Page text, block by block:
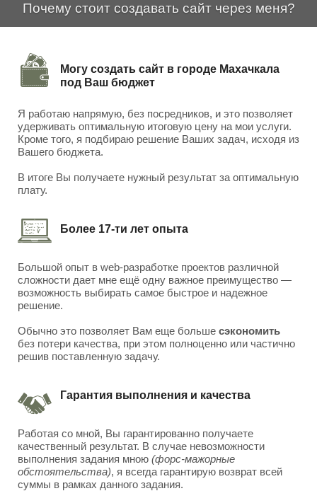
Почему стоит создавать сайт через меня?
Могу создать сайт в городе Махачкала
под Ваш бюджет
Я работаю напрямую, без посредников, и это позволяет
удерживать оптимальную итоговую цену на мои услуги.
Кроме того, я подбираю решение Ваших задач, исходя из
Вашего бюджета.
В итоге Вы получаете нужный результат за оптимальную
плату.
Более 17-ти лет опыта
Большой опыт в web-разработке проектов различной
сложности дает мне ещё одну важное преимущество —
возможность выбирать самое быстрое и надежное
решение.
Обычно это позволяет Вам еще больше сэкономить
без потери качества, при этом полноценно или частично
решив поставленную задачу.
Гарантия выполнения и качества
Работая со мной, Вы гарантированно получаете
качественный результат. В случае невозможности
выполнения задания мною (форс-мажорные
обстоятельства), я всегда гарантирую возврат всей
суммы в рамках данного задания.